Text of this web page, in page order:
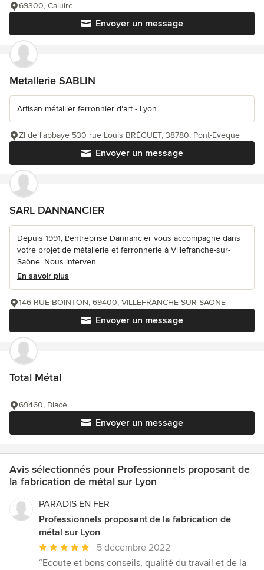
Envoyer un message
69300, Caluire
Metallerie SABLIN
Artisan métallier ferronnier d'art - Lyon
Envoyer un message
ZI de l'abbaye 530 rue Louis BRÉGUET, 38780, Pont-Eveque
SARL DANNANCIER
Depuis 1991, L'entreprise Dannancier vous accompagne dans
votre projet de métallerie et ferronnerie à Villefranche-sur-
Saône. Nous interven...
En savoir plus
Envoyer un message
146 RUE BOINTON, 69400, VILLEFRANCHE SUR SAONE
Total Métal
Envoyer un message
69460, Blacé
Avis sélectionnés pour Professionnels proposant de
la fabrication de métal sur Lyon
PARADIS EN FER
Professionnels proposant de la fabrication de
métal sur Lyon
Note
moyenne
5 décembre 2022
“Ecoute et bons conseils, qualité du travail et de la